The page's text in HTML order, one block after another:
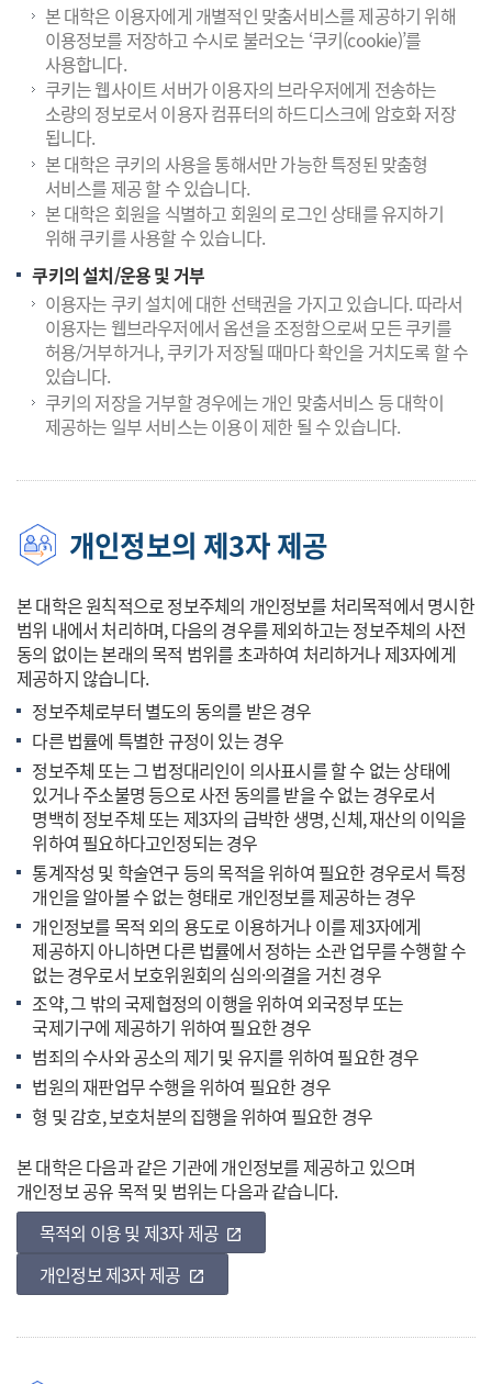
본 대학은 이용자에게 개별적인 맞춤서비스를 제공하기 위해
이용정보를 저장하고 수시로 불러오는 ‘쿠키(cookie)’를
사용합니다.
쿠키는 웹사이트 서버가 이용자의 브라우저에게 전송하는
소량의 정보로서 이용자 컴퓨터의 하드디스크에 암호화 저장
됩니다.
본 대학은 쿠키의 사용을 통해서만 가능한 특정된 맞춤형
서비스를 제공 할 수 있습니다.
본 대학은 회원을 식별하고 회원의 로그인 상태를 유지하기
위해 쿠키를 사용할 수 있습니다.
쿠키의 설치/운용 및 거부
이용자는 쿠키 설치에 대한 선택권을 가지고 있습니다. 따라서
이용자는 웹브라우저에서 옵션을 조정함으로써 모든 쿠키를
허용/거부하거나, 쿠키가 저장될 때마다 확인을 거치도록 할 수
있습니다.
쿠키의 저장을 거부할 경우에는 개인 맞춤서비스 등 대학이
제공하는 일부 서비스는 이용이 제한 될 수 있습니다.
개인정보의 제3자 제공
본 대학은 원칙적으로 정보주체의 개인정보를 처리목적에서 명시한
범위 내에서 처리하며, 다음의 경우를 제외하고는 정보주체의 사전
동의 없이는 본래의 목적 범위를 초과하여 처리하거나 제3자에게
제공하지 않습니다.
정보주체로부터 별도의 동의를 받은 경우
다른 법률에 특별한 규정이 있는 경우
정보주체 또는 그 법정대리인이 의사표시를 할 수 없는 상태에
있거나 주소불명 등으로 사전 동의를 받을 수 없는 경우로서
명백히 정보주체 또는 제3자의 급박한 생명, 신체, 재산의 이익을
위하여 필요하다고인정되는 경우
통계작성 및 학술연구 등의 목적을 위하여 필요한 경우로서 특정
개인을 알아볼 수 없는 형태로 개인정보를 제공하는 경우
개인정보를 목적 외의 용도로 이용하거나 이를 제3자에게
제공하지 아니하면 다른 법률에서 정하는 소관 업무를 수행할 수
없는 경우로서 보호위원회의 심의·의결을 거친 경우
조약, 그 밖의 국제협정의 이행을 위하여 외국정부 또는
국제기구에 제공하기 위하여 필요한 경우
범죄의 수사와 공소의 제기 및 유지를 위하여 필요한 경우
법원의 재판업무 수행을 위하여 필요한 경우
형 및 감호, 보호처분의 집행을 위하여 필요한 경우
본 대학은 다음과 같은 기관에 개인정보를 제공하고 있으며
개인정보 공유 목적 및 범위는 다음과 같습니다.
목적외 이용 및 제3자 제공 바로가기
open_in_new
개인정보 제3자 제공 바로가기
open_in_new